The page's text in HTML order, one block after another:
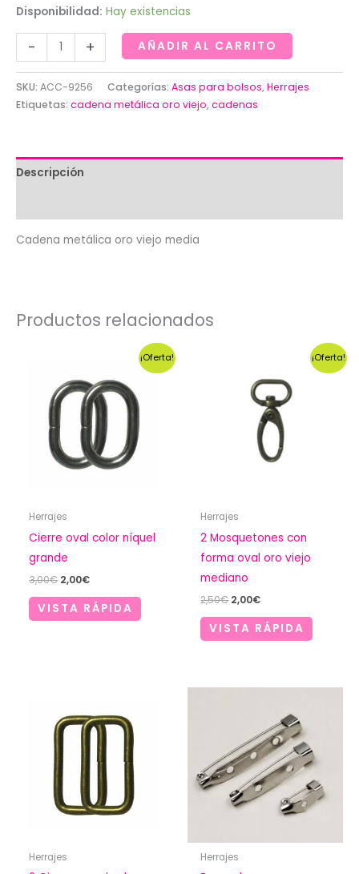
Disponibilidad: Hay existencias
-
metálica
oro
viejo
+ AÑADIR AL CARRITO
SKU: ACC-9256 Categorías: Asas para bolsos,Herrajes
Etiquetas: cadena metálica oro viejo,cadenas
Descripción
Cadena metálica oro viejo media
Productos relacionados
¡Oferta!
Herrajes
Cierre oval color níquel
grande
3,00€ El
original
2,00€El
actual
VISTA RÁPIDA
¡Oferta!
Herrajes
2 Mosquetones con
forma oval oro viejo
mediano
2,50€ El
original
2,00€El
actual
VISTA RÁPIDA
Herrajes Herrajes